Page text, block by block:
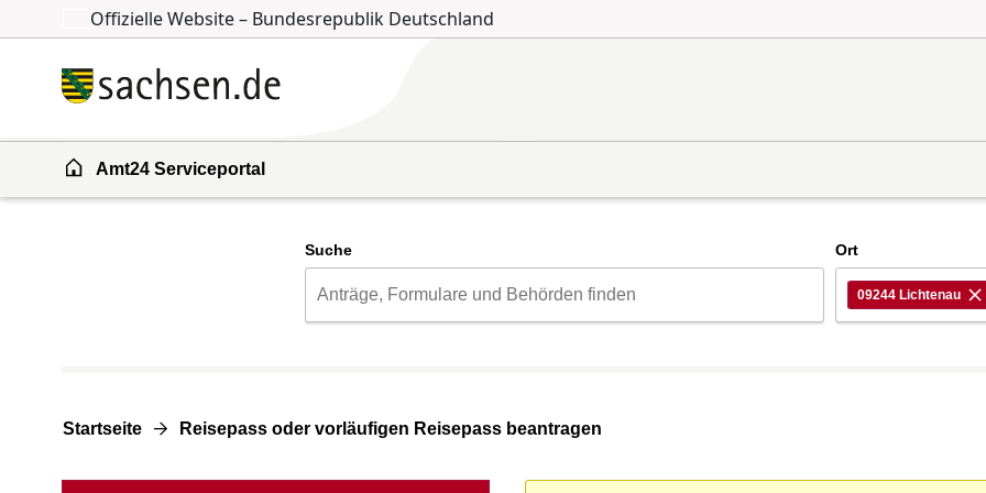
Zum Inhalt springen
Zur Suche springen
Offizielle Website – Bundesrepublik Deutschland
Amt24 Serviceportal
Suche Ort
09244 Lichtenau
Startseite Reisepass oder vorläufigen Reisepass beantragen